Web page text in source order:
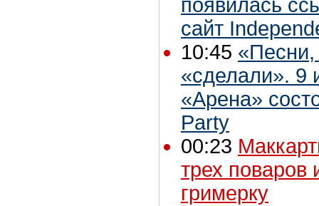
появилась
сайт
10:45 «Песни,
«сделали». 9
«Арена»
Party
00:23
трех поваров
гримерку